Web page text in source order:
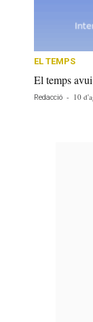
EL TEMPS
El temps
Redacció - 10